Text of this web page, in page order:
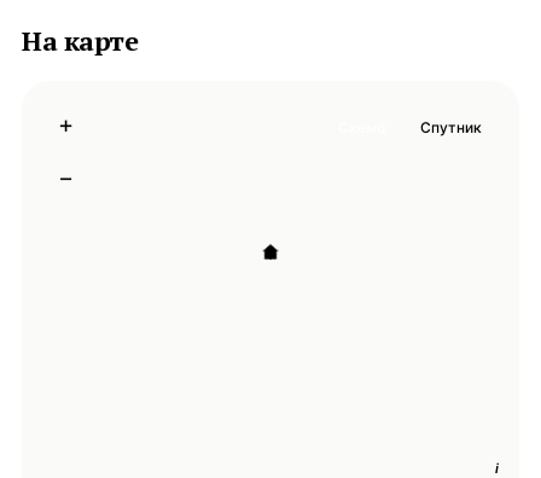
На карте
i
+
−
Спутник